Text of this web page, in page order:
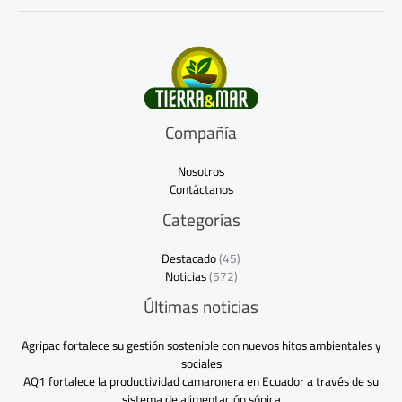
Compañía
Nosotros
Contáctanos
Categorías
Destacado(45)
Noticias(572)
Últimas noticias
Agripac fortalece su gestión sostenible con nuevos hitos ambientales y
sociales
AQ1 fortalece la productividad camaronera en Ecuador a través de su